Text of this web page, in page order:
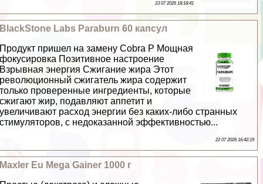
23 07 2026 18:18:41
BlackStone Labs Paraburn 60 капсул
Продукт пришел на замену Cobra P Мощная
фокусировка Позитивное настроение
Взрывная энергия Сжигание жира Этот
революционный сжигатель жира содержит
только проверенные ингредиенты, которые
сжигают жир, подавляют аппетит и
увеличивают расход энергии без каких-либо странных
стимуляторов, с недоказанной эффективностью...
22 07 2026 16:42:19
Maxler Eu Mega Gainer 1000 г